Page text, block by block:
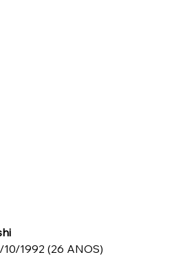
10/1992 (26 ANOS)